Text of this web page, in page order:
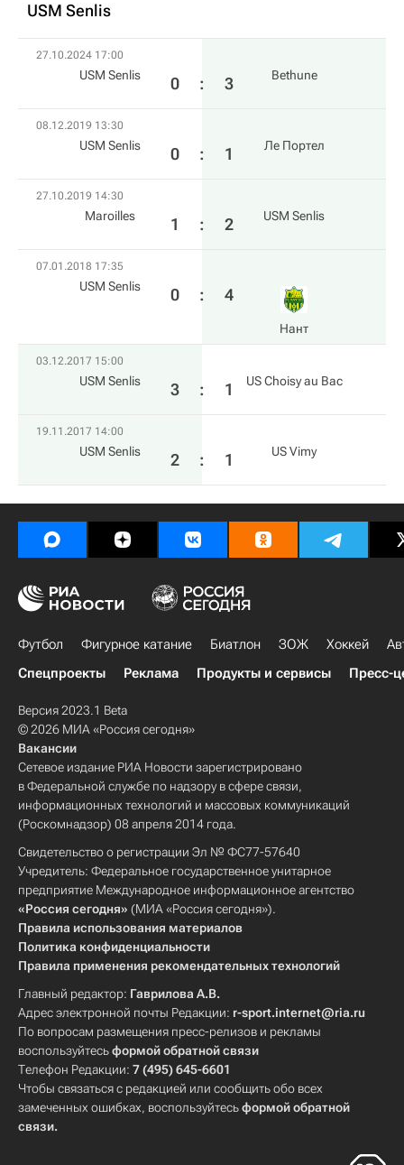
USM Senlis
27.10.2024 17:00
USM Senlis 0 : 3 Bethune
08.12.2019 13:30
USM Senlis 0 : 1 Ле Портел
27.10.2019 14:30
Maroilles 1 : 2 USM Senlis
07.01.2018 17:35
USM Senlis 0 : 4
Нант
03.12.2017 15:00
USM Senlis 3 : 1 US Choisy au Bac
19.11.2017 14:00
USM Senlis 2 : 1 US Vimy
Футбол Фигурное катание Биатлон ЗОЖ Хоккей
Спецпроекты
Реклама Продукты и сервисы Пресс-
Версия 2023.1 Beta
© 2026 МИА «Россия сегодня»
Вакансии
Сетевое издание РИА Новости зарегистрировано
в Федеральной службе по надзору в сфере связи,
информационных технологий и массовых коммуникаций
(Роскомнадзор) 08 апреля 2014 года.
Свидетельство о регистрации Эл № ФС77-57640
Учредитель: Федеральное государственное унитарное
предприятие Международное информационное агентство
«Россия сегодня» (МИА «Россия сегодня»).
Правила использования материалов
Политика конфиденциальности
Правила применения рекомендательных технологий
Главный редактор: Гаврилова А.В.
Адрес электронной почты Редакции: r-sport.internet@ria.ru
По вопросам размещения пресс-релизов и рекламы
воспользуйтесьформой обратной связи
Телефон Редакции: 7 (495) 645-6601
Чтобы связаться с редакцией или сообщить обо всех
замеченных ошибках, воспользуйтесьформой обратной
связи.